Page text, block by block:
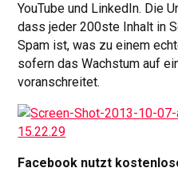
YouTube und LinkedIn. Die
dass jeder 200ste Inhalt in
Spam ist, was zu einem
sofern das Wachstum auf
voranschreitet.
Facebook nutzt